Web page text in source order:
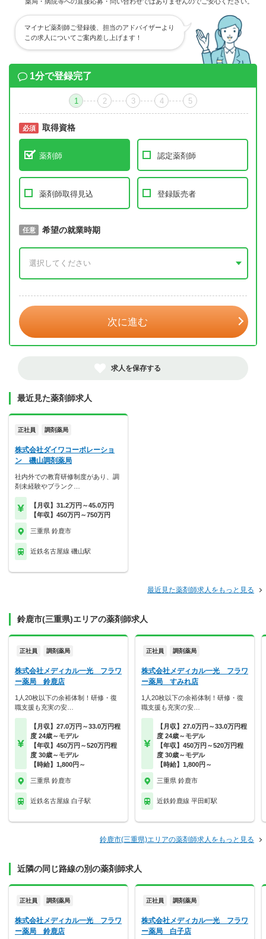
マイナビ薬剤師ご登録後、担当のアドバイザーより
この求人についてご案内差し上げます！
1分で登録完了
1 2 3 4 5
必須 取得資格
薬剤師 認定薬剤師
薬剤師取得見込 登録販売者
必須 取得予定年
任意 希望の就業時期
次に進む
求人を保存する
最近見た薬剤師求人
正社員 調剤薬局
株式会社ダイワコーポレーショ
ン 磯山調剤薬局
社内外での教育研修制度があり、調
剤未経験やブランク…
【月収】31.2万円～45.0万円
【年収】450万円～750万円
三重県 鈴鹿市
近鉄名古屋線 磯山駅
最近見た薬剤師求人をもっと見る
鈴鹿市(三重県)エリアの薬剤師求人
正社員 調剤薬局
株式会社メディカル一光 フラワ
ー薬局 鈴鹿店
1人20枚以下の余裕体制！研修・復
職支援も充実の安…
【月収】27.0万円～33.0万円程
度 24歳～モデル
【年収】450万円～520万円程
度 30歳～モデル
【時給】1,800円～
三重県 鈴鹿市
近鉄名古屋線 白子駅
正社員 調剤薬局
株式会社メディカル一光 フラワ
ー薬局 すみれ店
1人20枚以下の余裕体制！研修・復
職支援も充実の安…
【月収】27.0万円～33.0万円程
度 24歳～モデル
【年収】450万円～520万円程
度 30歳～モデル
【時給】1,800円～
三重県 鈴鹿市
近鉄鈴鹿線 平田町駅
鈴鹿市(三重県)エリアの薬剤師求人をもっと見る
近隣の同じ路線の別の薬剤師求人
正社員 調剤薬局
株式会社メディカル一光 フラワ
ー薬局 鈴鹿店
正社員 調剤薬局
株式会社メディカル一光 フラワ
ー薬局 白子店